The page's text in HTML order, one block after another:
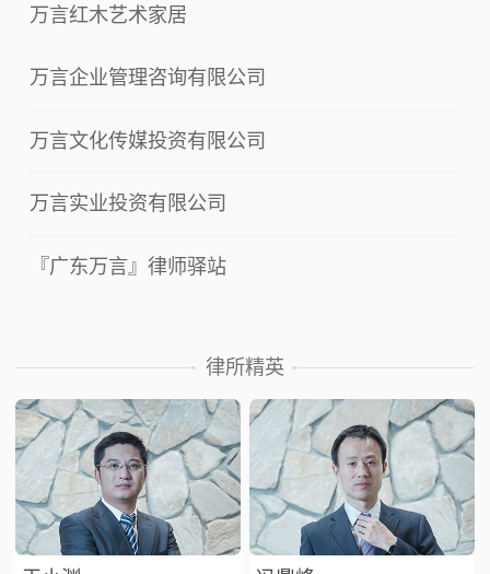
万言红木艺术家居
万言企业管理咨询有限公司
万言文化传媒投资有限公司
万言实业投资有限公司
『广东万言』律师驿站
律所精英